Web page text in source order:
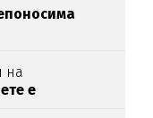
на
е